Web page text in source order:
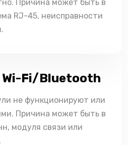
Причина может быть в
RJ-45, неисправности
Wi-Fi/Bluetooth
не функционируют или
Причина может быть в
модуля связи или